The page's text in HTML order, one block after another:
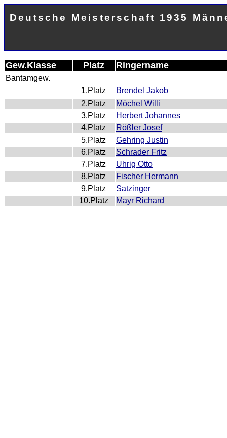
Deutsche Meisterschaft 1935
Gew.Klasse Platz Ringername
Bantamgew.
1.Platz
Brendel Jakob
2.Platz
Möchel Willi
3.Platz
Herbert Johannes
4.Platz
Rößler Josef
5.Platz
Gehring Justin
6.Platz
Schrader Fritz
7.Platz
Uhrig Otto
8.Platz
Fischer Hermann
9.Platz
Satzinger
10.Platz
Mayr Richard